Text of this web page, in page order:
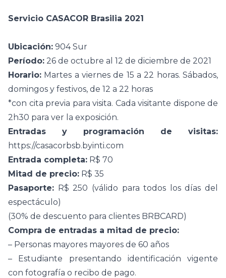
Servicio CASACOR Brasilia 2021
Ubicación: 904 Sur
Período: 26 de octubre al 12 de diciembre de 2021
Horario: Martes a viernes de 15 a 22 horas. Sábados,
domingos y festivos, de 12 a 22 horas
*con cita previa para visita. Cada visitante dispone de
2h30 para ver la exposición.
Entradas y programación de visitas:
https://casacorbsb.byinti.com
Entrada completa: R$ 70
Mitad de precio: R$ 35
Pasaporte: R$ 250 (válido para todos los días del
espectáculo)
(30% de descuento para clientes BRBCARD)
Compra de entradas a mitad de precio:
– Personas mayores mayores de 60 años
– Estudiante presentando identificación vigente
con fotografía o recibo de pago.